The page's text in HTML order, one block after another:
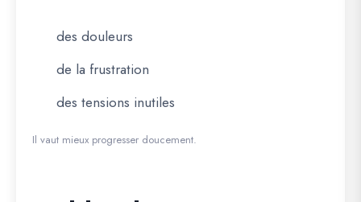
des douleurs
de la frustration
des tensions inutiles
Il vaut mieux progresser doucement.